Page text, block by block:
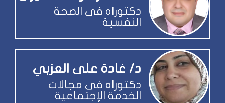
دكتوراه فى الصحة
النفسية
د/ غادة على العزبي
دكتوراه فى مجالات
الخدمة الإجتماعية